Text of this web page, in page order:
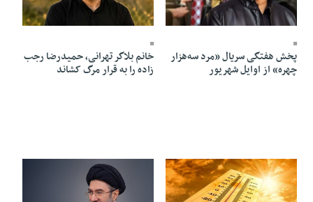
18 Mordad 1405 - 22:20
پخش هفتگی سریال «مرد سه‌هزار
چهره» از اوایل شهریور
18 Mordad 1405 - 22:15
خانم بلاگر تهرانی، حمیدرضا رجب
زاده را به قرار مرگ کشاند